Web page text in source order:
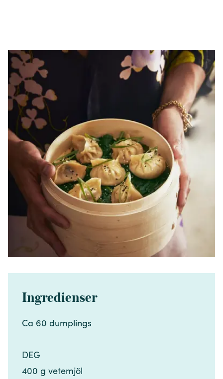
Ingredienser
Ca 60 dumplings​​​​‌ ‍ ​‍​‍‌‍ ‌ ​‍‌‍‍‌‌‍‌ ‌‍‍‌‌‍ ‍​‍​‍​ ‍‍​‍​‍‌ ​ ‌‍​‌‌‍ ‍‌‍‍‌‌ ‌​‌ ‍‌​‍ ‍‌‍‍‌‌‍ ​‍​‍​‍ ​​‍​‍‌‍‍​‌ ​‍‌‍‌‌‌‍‌‍​‍​‍​ ‍‍​‍​‍‌‍‍​‌ ‌​‌ ‌​‌ ​​‌ ​ ​ ‍‍​‍ ​‍ ‌‍​ ‌‍ ‌‌ ​ ​‍ ‍‌‍​ ‌‍‌‌‌ ​‍‌ ‌‍‌‍‌‌‌ ​‍‌‍​‌​‍ ‍‌ ​ ‌‍‌‌​‍ ‌ ​​‌ ​‍‌‍ ‌‍‌​‌ ‌‌‌‍​ ‌ ‌​‌‍‍‌‌‍ ‌‍ ‍​‍ ‌‍‍‌‌‍ ‍‌ ‌​‌‍‌‌‌‍ ‍‌ ‌​​‍ ‌‍‌‌‌‍‌​‌‍‍‌‌ ‌​​‍ ‌‍ ‌‌‍ ‌‍‌​‌‍‌‌​ ‌‌ ​​‌ ​‍‌‍‌‌‌ ​ ‌‍‌‌‌‍ ‍‌ ‌​‌‍​‌‌ ‌​‌‍‍‌‌‍ ‌‍ ‍​ ‍ ‌‍‍‌‌‍‌​​ ‌​ ​​‌‍‌‌‌‍​‍‌‍​‌​ ‌‌​ ​​​ ​​​ ‌‌​‍ ‌‌‍​ ‌‍​‌​ ‌‍​ ​​​‍ ‌​ ‌​​ ​‌‌‍​‌‌‍​‍​‍ ‌​ ‍‌‌‍‌​‌‍​ ‌‍​‍​‍ ‌​ ​​​ ​ ‌‍‌​​ ‍​‌‍‌‌​ ‌​​ ‍‌​ ‌‍​ ‍‌‌‍​‌​ ‍‌​ ‌​​ ‍ ‌ ‌​‌ ‍‌‌ ​​‌‍‌‌​ ‌‌ ​​‌‍​‌‌‍‌ ‌‍‌‌​ ‍ ‌ ​​‌‍​‌‌ ‌​‌‍‍​​ ‌‌‍​‍‌‍ ​‌‍ ‌‍​ ‌‍‍ ‌ ​ ​‍‌‌​ ‌‌‌​​‍‌‌ ‌‍‍ ‌‍‌‌‌ ‍‌​‍‌‌​ ​ ‌​‌​​‍‌‌​ ​ ‌​‌​​‍‌‌​ ​‍​ ​‍​ ‌​‌‍‌‌​ ​‍‌‍‌‍​ ​ ‌‍​‍‌‍‌‍​ ‍​‌‍​ ‌‍‌‌​ ‍​​ ‌‍​‍‌‌​ ​‍​ ​‍​‍‌‌​ ‌‌‌​‌​​‍ ‍‌‍​ ‌‍ ‌‍ ​‌ ‌‌‌‍ ‌‌‍ ‍‌ ​ ​‍‌‌​ ‌‌‌​​‍‌‌ ‌‍‍ ‌‍‌‌‌ ‍‌​‍‌‌​ ​ ‌​‌​​‍‌‌​ ​ ‌​‌​​‍‌‌​ ​‍​ ​‍​ ‍​​ ‌ ​ ‍​​ ​‍‌‍​‍‌‍​ ​ ​​‌‍​‍‌‍​ ​ ‍‌​ ​‍​ ​‌​‍‌‌​ ​‍​ ​‍​‍‌‌​ ‌‌‌​‌​​‍ ‍‌‍‍‌‌ ‌​‌‍‌‌‌‍ ‌‌ ​ ​‍‌‌​ ‌‌‌​​‍​ ​​​‍‌‌​ ‌‌‌​‌​​ ‌‍​‍‌‍​‌‌ ​ ‌‍‌‌‌‌‌‌‌ ​‍‌‍ ​​ ‌‌‍‍​‌ ‌​‌ ‌​‌ ​​‌ ​ ​‍‌‌​ ​ ‌​​‌​‍‌‌​ ​‍‌​‌‍​‍‌‌​ ​‍‌​‌‍‌‍​ ‌‍ ‌‌ ​ ​‍ ‍‌‍​ ‌‍‌‌‌ ​‍‌ ‌‍‌‍‌‌‌ ​‍‌‍​‌​‍ ‍‌ ​ ‌‍‌‌​‍‌‍‌‍‍‌‌‍‌​​ ‌​ ​​‌‍‌‌‌‍​‍‌‍​‌​ ‌‌​ ​​​ ​​​ ‌‌​‍ ‌‌‍​ ‌‍​‌​ ‌‍​ ​​​‍ ‌​ ‌​​ ​‌‌‍​‌‌‍​‍​‍ ‌​ ‍‌‌‍‌​‌‍​ ‌‍​‍​‍ ‌​ ​​​ ​ ‌‍‌​​ ‍​‌‍‌‌​ ‌​​ ‍‌​ ‌‍​ ‍‌‌‍​‌​ ‍‌​ ‌​​‍‌‍‌ ‌​‌ ‍‌‌ ​​‌‍‌‌​ ‌‌ ​​‌‍​‌‌‍‌ ‌‍‌‌​‍‌‍‌ ​​‌‍​‌‌ ‌​‌‍‍​​ ‌‌‍​‍‌‍ ​‌‍ ‌‍​ ‌‍‍ ‌ ​ ​‍‌‌​ ‌‌‌​​‍‌‌ ‌‍‍ ‌‍‌‌‌ ‍‌​‍‌‌​ ​ ‌​‌​​‍‌‌​ ​ ‌​‌​​‍‌‌​ ​‍​ ​‍​ ‌​‌‍‌‌​ ​‍‌‍‌‍​ ​ ‌‍​‍‌‍‌‍​ ‍​‌‍​ ‌‍‌‌​ ‍​​ ‌‍​‍‌‌​ ​‍​ ​‍​‍‌‌​ ‌‌‌​‌​​‍ ‍‌‍​ ‌‍ ‌‍ ​‌ ‌‌‌‍ ‌‌‍ ‍‌ ​ ​‍‌‌​ ‌‌‌​​‍‌‌ ‌‍‍ ‌‍‌‌‌ ‍‌​‍‌‌​ ​ ‌​‌​​‍‌‌​ ​ ‌​‌​​‍‌‌​ ​‍​ ​‍​ ‍​​ ‌ ​ ‍​​ ​‍‌‍​‍‌‍​ ​ ​​‌‍​‍‌‍​ ​ ‍‌​ ​‍​ ​‌​‍‌‌​ ​‍​ ​‍​‍‌‌​ ‌‌‌​‌​​‍ ‍‌‍‍‌‌ ‌​‌‍‌‌‌‍ ‌‌ ​ ​‍‌‌​ ‌‌‌​​‍​ ​​​‍‌‌​ ‌‌‌​‌​​‍‌‍‌ ‌ ‌‍ ‌ ​‍‌‍‍ ‌ ​ ‌ ​​‌‍​‌‌‍​ ‌‍‌‌​ ‌‌ ​​‌ ​‍‌‍ ‌‍‌​‌ ‌‌‌‍​ ‌ ‌​‌‍‍‌‌‍ ‌‍ ‍​‍‌‍‌ ​​‌‍‌‌‌ ​‍‌ ​ ‌ ​​‌‍‌‌‌‍​ ‌ ‌​‌‍‍‌‌ ‌‍‌‍‌‌​ ‌‌ ​​‌ ‌‌‌‍​‍‌‍ ​‌‍‍‌‌ ​ ‌‍‍​‌‍‌‌‌‍‌​​‍​‍‌ ‌
DEG​​​​‌ ‍ ​‍​‍‌‍ ‌ ​‍‌‍‍‌‌‍‌ ‌‍‍‌‌‍ ‍​‍​‍​ ‍‍​‍​‍‌ ​ ‌‍​‌‌‍ ‍‌‍‍‌‌ ‌​‌ ‍‌​‍ ‍‌‍‍‌‌‍ ​‍​‍​‍ ​​‍​‍‌‍‍​‌ ​‍‌‍‌‌‌‍‌‍​‍​‍​ ‍‍​‍​‍‌‍‍​‌ ‌​‌ ‌​‌ ​​‌ ​ ​ ‍‍​‍ ​‍ ‌‍​ ‌‍ ‌‌ ​ ​‍ ‍‌‍​ ‌‍‌‌‌ ​‍‌ ‌‍‌‍‌‌‌ ​‍‌‍​‌​‍ ‍‌ ​ ‌‍‌‌​‍ ‌ ​​‌ ​‍‌‍ ‌‍‌​‌ ‌‌‌‍​ ‌ ‌​‌‍‍‌‌‍ ‌‍ ‍​‍ ‌‍‍‌‌‍ ‍‌ ‌​‌‍‌‌‌‍ ‍‌ ‌​​‍ ‌‍‌‌‌‍‌​‌‍‍‌‌ ‌​​‍ ‌‍ ‌‌‍ ‌‍‌​‌‍‌‌​ ‌‌ ​​‌ ​‍‌‍‌‌‌ ​ ‌‍‌‌‌‍ ‍‌ ‌​‌‍​‌‌ ‌​‌‍‍‌‌‍ ‌‍ ‍​ ‍ ‌‍‍‌‌‍‌​​ ‌​ ​​‌‍‌‌‌‍​‍‌‍​‌​ ‌‌​ ​​​ ​​​ ‌‌​‍ ‌‌‍​ ‌‍​‌​ ‌‍​ ​​​‍ ‌​ ‌​​ ​‌‌‍​‌‌‍​‍​‍ ‌​ ‍‌‌‍‌​‌‍​ ‌‍​‍​‍ ‌​ ​​​ ​ ‌‍‌​​ ‍​‌‍‌‌​ ‌​​ ‍‌​ ‌‍​ ‍‌‌‍​‌​ ‍‌​ ‌​​ ‍ ‌ ‌​‌ ‍‌‌ ​​‌‍‌‌​ ‌‌ ​​‌‍​‌‌‍‌ ‌‍‌‌​ ‍ ‌ ​​‌‍​‌‌ ‌​‌‍‍​​ ‌‌‍​‍‌‍ ​‌‍ ‌‍​ ‌‍‍ ‌ ​ ​‍‌‌​ ‌‌‌​​‍‌‌ ‌‍‍ ‌‍‌‌‌ ‍‌​‍‌‌​ ​ ‌​‌​​‍‌‌​ ​ ‌​‌​​‍‌‌​ ​‍​ ​‍​ ‌​‌‍‌‌​ ​‍‌‍‌‍​ ​ ‌‍​‍‌‍‌‍​ ‍​‌‍​ ‌‍‌‌​ ‍​​ ‌‍​‍‌‌​ ​‍​ ​‍​‍‌‌​ ‌‌‌​‌​​‍ ‍‌‍​ ‌‍ ‌‍ ​‌ ‌‌‌‍ ‌‌‍ ‍‌ ​ ​‍‌‌​ ‌‌‌​​‍‌‌ ‌‍‍ ‌‍‌‌‌ ‍‌​‍‌‌​ ​ ‌​‌​​‍‌‌​ ​ ‌​‌​​‍‌‌​ ​‍​ ​‍​ ‍​​ ‌ ​ ‍​​ ​‍‌‍​‍‌‍​ ​ ​​‌‍​‍‌‍​ ​ ‍‌​ ​‍​ ​‌​‍‌‌​ ​‍​ ​‍​‍‌‌​ ‌‌‌​‌​​‍ ‍‌‍‍‌‌ ‌​‌‍‌‌‌‍ ‌‌ ​ ​‍‌‌​ ‌‌‌​​‍​ ​‍​‍‌‌​ ‌‌‌​‌​​ ‌‍​‍‌‍​‌‌ ​ ‌‍‌‌‌‌‌‌‌ ​‍‌‍ ​​ ‌‌‍‍​‌ ‌​‌ ‌​‌ ​​‌ ​ ​‍‌‌​ ​ ‌​​‌​‍‌‌​ ​‍‌​‌‍​‍‌‌​ ​‍‌​‌‍‌‍​ ‌‍ ‌‌ ​ ​‍ ‍‌‍​ ‌‍‌‌‌ ​‍‌ ‌‍‌‍‌‌‌ ​‍‌‍​‌​‍ ‍‌ ​ ‌‍‌‌​‍‌‍‌‍‍‌‌‍‌​​ ‌​ ​​‌‍‌‌‌‍​‍‌‍​‌​ ‌‌​ ​​​ ​​​ ‌‌​‍ ‌‌‍​ ‌‍​‌​ ‌‍​ ​​​‍ ‌​ ‌​​ ​‌‌‍​‌‌‍​‍​‍ ‌​ ‍‌‌‍‌​‌‍​ ‌‍​‍​‍ ‌​ ​​​ ​ ‌‍‌​​ ‍​‌‍‌‌​ ‌​​ ‍‌​ ‌‍​ ‍‌‌‍​‌​ ‍‌​ ‌​​‍‌‍‌ ‌​‌ ‍‌‌ ​​‌‍‌‌​ ‌‌ ​​‌‍​‌‌‍‌ ‌‍‌‌​‍‌‍‌ ​​‌‍​‌‌ ‌​‌‍‍​​ ‌‌‍​‍‌‍ ​‌‍ ‌‍​ ‌‍‍ ‌ ​ ​‍‌‌​ ‌‌‌​​‍‌‌ ‌‍‍ ‌‍‌‌‌ ‍‌​‍‌‌​ ​ ‌​‌​​‍‌‌​ ​ ‌​‌​​‍‌‌​ ​‍​ ​‍​ ‌​‌‍‌‌​ ​‍‌‍‌‍​ ​ ‌‍​‍‌‍‌‍​ ‍​‌‍​ ‌‍‌‌​ ‍​​ ‌‍​‍‌‌​ ​‍​ ​‍​‍‌‌​ ‌‌‌​‌​​‍ ‍‌‍​ ‌‍ ‌‍ ​‌ ‌‌‌‍ ‌‌‍ ‍‌ ​ ​‍‌‌​ ‌‌‌​​‍‌‌ ‌‍‍ ‌‍‌‌‌ ‍‌​‍‌‌​ ​ ‌​‌​​‍‌‌​ ​ ‌​‌​​‍‌‌​ ​‍​ ​‍​ ‍​​ ‌ ​ ‍​​ ​‍‌‍​‍‌‍​ ​ ​​‌‍​‍‌‍​ ​ ‍‌​ ​‍​ ​‌​‍‌‌​ ​‍​ ​‍​‍‌‌​ ‌‌‌​‌​​‍ ‍‌‍‍‌‌ ‌​‌‍‌‌‌‍ ‌‌ ​ ​‍‌‌​ ‌‌‌​​‍​ ​‍​‍‌‌​ ‌‌‌​‌​​‍‌‍‌ ‌ ‌‍ ‌ ​‍‌‍‍ ‌ ​ ‌ ​​‌‍​‌‌‍​ ‌‍‌‌​ ‌‌ ​​‌ ​‍‌‍ ‌‍‌​‌ ‌‌‌‍​ ‌ ‌​‌‍‍‌‌‍ ‌‍ ‍​‍‌‍‌ ​​‌‍‌‌‌ ​‍‌ ​ ‌ ​​‌‍‌‌‌‍​ ‌ ‌​‌‍‍‌‌ ‌‍‌‍‌‌​ ‌‌ ​​‌ ‌‌‌‍​‍‌‍ ​‌‍‍‌‌ ​ ‌‍‍​‌‍‌‌‌‍‌​​‍​‍‌ ‌
400 g vetemjöl ​​​​‌ ‍ ​‍​‍‌‍ ‌ ​‍‌‍‍‌‌‍‌ ‌‍‍‌‌‍ ‍​‍​‍​ ‍‍​‍​‍‌ ​ ‌‍​‌‌‍ ‍‌‍‍‌‌ ‌​‌ ‍‌​‍ ‍‌‍‍‌‌‍ ​‍​‍​‍ ​​‍​‍‌‍‍​‌ ​‍‌‍‌‌‌‍‌‍​‍​‍​ ‍‍​‍​‍‌‍‍​‌ ‌​‌ ‌​‌ ​​‌ ​ ​ ‍‍​‍ ​‍ ‌‍​ ‌‍ ‌‌ ​ ​‍ ‍‌‍​ ‌‍‌‌‌ ​‍‌ ‌‍‌‍‌‌‌ ​‍‌‍​‌​‍ ‍‌ ​ ‌‍‌‌​‍ ‌ ​​‌ ​‍‌‍ ‌‍‌​‌ ‌‌‌‍​ ‌ ‌​‌‍‍‌‌‍ ‌‍ ‍​‍ ‌‍‍‌‌‍ ‍‌ ‌​‌‍‌‌‌‍ ‍‌ ‌​​‍ ‌‍‌‌‌‍‌​‌‍‍‌‌ ‌​​‍ ‌‍ ‌‌‍ ‌‍‌​‌‍‌‌​ ‌‌ ​​‌ ​‍‌‍‌‌‌ ​ ‌‍‌‌‌‍ ‍‌ ‌​‌‍​‌‌ ‌​‌‍‍‌‌‍ ‌‍ ‍​ ‍ ‌‍‍‌‌‍‌​​ ‌​ ​​‌‍‌‌‌‍​‍‌‍​‌​ ‌‌​ ​​​ ​​​ ‌‌​‍ ‌‌‍​ ‌‍​‌​ ‌‍​ ​​​‍ ‌​ ‌​​ ​‌‌‍​‌‌‍​‍​‍ ‌​ ‍‌‌‍‌​‌‍​ ‌‍​‍​‍ ‌​ ​​​ ​ ‌‍‌​​ ‍​‌‍‌‌​ ‌​​ ‍‌​ ‌‍​ ‍‌‌‍​‌​ ‍‌​ ‌​​ ‍ ‌ ‌​‌ ‍‌‌ ​​‌‍‌‌​ ‌‌ ​​‌‍​‌‌‍‌ ‌‍‌‌​ ‍ ‌ ​​‌‍​‌‌ ‌​‌‍‍​​ ‌‌‍​‍‌‍ ​‌‍ ‌‍​ ‌‍‍ ‌ ​ ​‍‌‌​ ‌‌‌​​‍‌‌ ‌‍‍ ‌‍‌‌‌ ‍‌​‍‌‌​ ​ ‌​‌​​‍‌‌​ ​ ‌​‌​​‍‌‌​ ​‍​ ​‍​ ‌​‌‍‌‌​ ​‍‌‍‌‍​ ​ ‌‍​‍‌‍‌‍​ ‍​‌‍​ ‌‍‌‌​ ‍​​ ‌‍​‍‌‌​ ​‍​ ​‍​‍‌‌​ ‌‌‌​‌​​‍ ‍‌‍​ ‌‍ ‌‍ ​‌ ‌‌‌‍ ‌‌‍ ‍‌ ​ ​‍‌‌​ ‌‌‌​​‍‌‌ ‌‍‍ ‌‍‌‌‌ ‍‌​‍‌‌​ ​ ‌​‌​​‍‌‌​ ​ ‌​‌​​‍‌‌​ ​‍​ ​‍​ ‍​​ ‌ ​ ‍​​ ​‍‌‍​‍‌‍​ ​ ​​‌‍​‍‌‍​ ​ ‍‌​ ​‍​ ​‌​‍‌‌​ ​‍​ ​‍​‍‌‌​ ‌‌‌​‌​​‍ ‍‌‍‍‌‌ ‌​‌‍‌‌‌‍ ‌‌ ​ ​‍‌‌​ ‌‌‌​​‍​ ​ ​‍‌‌​ ‌‌‌​‌​​ ‌‍​‍‌‍​‌‌ ​ ‌‍‌‌‌‌‌‌‌ ​‍‌‍ ​​ ‌‌‍‍​‌ ‌​‌ ‌​‌ ​​‌ ​ ​‍‌‌​ ​ ‌​​‌​‍‌‌​ ​‍‌​‌‍​‍‌‌​ ​‍‌​‌‍‌‍​ ‌‍ ‌‌ ​ ​‍ ‍‌‍​ ‌‍‌‌‌ ​‍‌ ‌‍‌‍‌‌‌ ​‍‌‍​‌​‍ ‍‌ ​ ‌‍‌‌​‍‌‍‌‍‍‌‌‍‌​​ ‌​ ​​‌‍‌‌‌‍​‍‌‍​‌​ ‌‌​ ​​​ ​​​ ‌‌​‍ ‌‌‍​ ‌‍​‌​ ‌‍​ ​​​‍ ‌​ ‌​​ ​‌‌‍​‌‌‍​‍​‍ ‌​ ‍‌‌‍‌​‌‍​ ‌‍​‍​‍ ‌​ ​​​ ​ ‌‍‌​​ ‍​‌‍‌‌​ ‌​​ ‍‌​ ‌‍​ ‍‌‌‍​‌​ ‍‌​ ‌​​‍‌‍‌ ‌​‌ ‍‌‌ ​​‌‍‌‌​ ‌‌ ​​‌‍​‌‌‍‌ ‌‍‌‌​‍‌‍‌ ​​‌‍​‌‌ ‌​‌‍‍​​ ‌‌‍​‍‌‍ ​‌‍ ‌‍​ ‌‍‍ ‌ ​ ​‍‌‌​ ‌‌‌​​‍‌‌ ‌‍‍ ‌‍‌‌‌ ‍‌​‍‌‌​ ​ ‌​‌​​‍‌‌​ ​ ‌​‌​​‍‌‌​ ​‍​ ​‍​ ‌​‌‍‌‌​ ​‍‌‍‌‍​ ​ ‌‍​‍‌‍‌‍​ ‍​‌‍​ ‌‍‌‌​ ‍​​ ‌‍​‍‌‌​ ​‍​ ​‍​‍‌‌​ ‌‌‌​‌​​‍ ‍‌‍​ ‌‍ ‌‍ ​‌ ‌‌‌‍ ‌‌‍ ‍‌ ​ ​‍‌‌​ ‌‌‌​​‍‌‌ ‌‍‍ ‌‍‌‌‌ ‍‌​‍‌‌​ ​ ‌​‌​​‍‌‌​ ​ ‌​‌​​‍‌‌​ ​‍​ ​‍​ ‍​​ ‌ ​ ‍​​ ​‍‌‍​‍‌‍​ ​ ​​‌‍​‍‌‍​ ​ ‍‌​ ​‍​ ​‌​‍‌‌​ ​‍​ ​‍​‍‌‌​ ‌‌‌​‌​​‍ ‍‌‍‍‌‌ ‌​‌‍‌‌‌‍ ‌‌ ​ ​‍‌‌​ ‌‌‌​​‍​ ​ ​‍‌‌​ ‌‌‌​‌​​‍‌‍‌ ‌ ‌‍ ‌ ​‍‌‍‍ ‌ ​ ‌ ​​‌‍​‌‌‍​ ‌‍‌‌​ ‌‌ ​​‌ ​‍‌‍ ‌‍‌​‌ ‌‌‌‍​ ‌ ‌​‌‍‍‌‌‍ ‌‍ ‍​‍‌‍‌ ​​‌‍‌‌‌ ​‍‌ ​ ‌ ​​‌‍‌‌‌‍​ ‌ ‌​‌‍‍‌‌ ‌‍‌‍‌‌​ ‌‌ ​​‌ ‌‌‌‍​‍‌‍ ​‌‍‍‌‌ ​ ‌‍‍​‌‍‌‌‌‍‌​​‍​‍‌ ‌